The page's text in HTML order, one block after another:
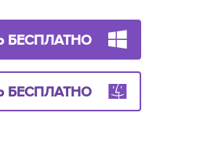
БЕСПЛАТНО
БЕСПЛАТНО